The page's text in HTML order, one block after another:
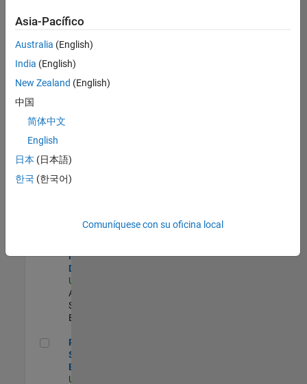
todos
empleos
en su
zona.
Compiler Engineer LLVM
US-MA-Natick
Development |
Senior
Solutions
Model Based
Design
US-MA-Natick
Advanced
Support |
Experimentado
Principal Security Engineer
Principal
Security
Engineer
US-MA-Natick
Asia-Pacífico
Australia (English)
India (English)
New Zealand (English)
中国
简体中文
English
日本 (日本語)
한국 (한국어)
Comuníquese con su oficina local